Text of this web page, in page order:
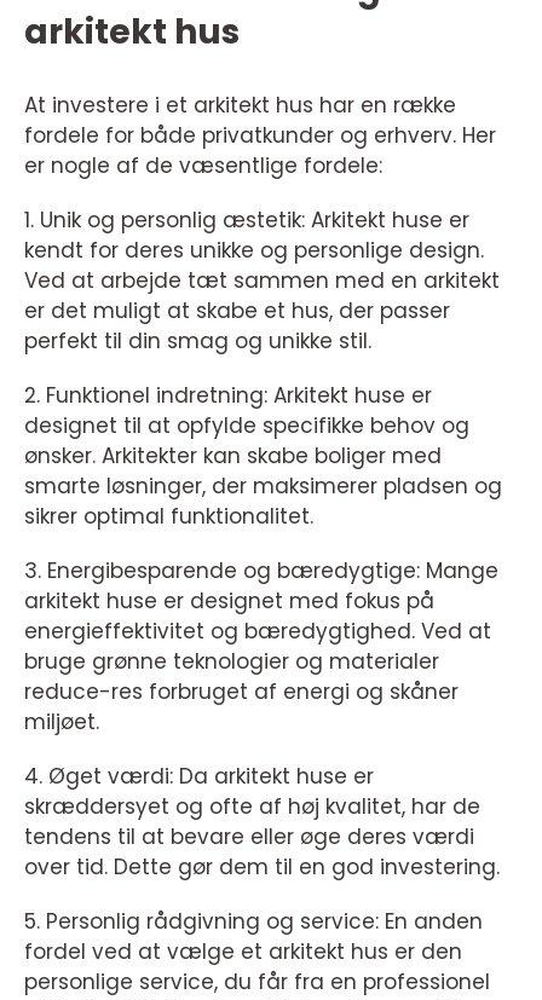
arkitekt hus
At investere i et arkitekt hus har en række
fordele for både privatkunder og erhverv. Her
er nogle af de væsentlige fordele:
1. Unik og personlig æstetik: Arkitekt huse er
kendt for deres unikke og personlige design.
Ved at arbejde tæt sammen med en arkitekt
er det muligt at skabe et hus, der passer
perfekt til din smag og unikke stil.
2. Funktionel indretning: Arkitekt huse er
designet til at opfylde specifikke behov og
ønsker. Arkitekter kan skabe boliger med
smarte løsninger, der maksimerer pladsen og
sikrer optimal funktionalitet.
3. Energibesparende og bæredygtige: Mange
arkitekt huse er designet med fokus på
energieffektivitet og bæredygtighed. Ved at
bruge grønne teknologier og materialer
reduce-res forbruget af energi og skåner
miljøet.
4. Øget værdi: Da arkitekt huse er
skræddersyet og ofte af høj kvalitet, har de
tendens til at bevare eller øge deres værdi
over tid. Dette gør dem til en god investering.
5. Personlig rådgivning og service: En anden
fordel ved at vælge et arkitekt hus er den
personlige service, du får fra en professionel